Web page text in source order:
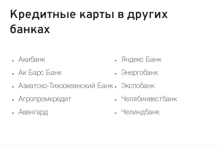
Кредитные карты в других
банках
Акибанк
Ак Барс Банк
Азиатско-Тихоокеанский Банк
Агропромкредит
Авангард
Яндекс Банк
Энергобанк
Экспобанк
Челябинвестбанк
Челиндбанк